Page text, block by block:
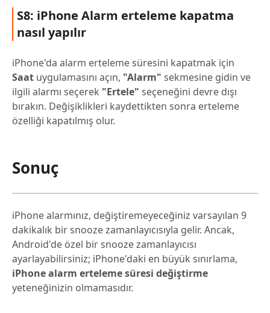
S8: iPhone Alarm erteleme kapatma
nasıl yapılır
iPhone'da alarm erteleme süresini kapatmak için
Saat uygulamasını açın, "Alarm" sekmesine gidin ve
ilgili alarmı seçerek "Ertele" seçeneğini devre dışı
bırakın. Değişiklikleri kaydettikten sonra erteleme
özelliği kapatılmış olur.
Sonuç
iPhone alarmınız, değiştiremeyeceğiniz varsayılan 9
dakikalık bir snooze zamanlayıcısıyla gelir. Ancak,
Android'de özel bir snooze zamanlayıcısı
ayarlayabilirsiniz; iPhone'daki en büyük sınırlama,
iPhone alarm erteleme süresi değiştirme
yeteneğinizin olmamasıdır.